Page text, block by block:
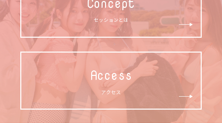
セッションとは
Access
アクセス